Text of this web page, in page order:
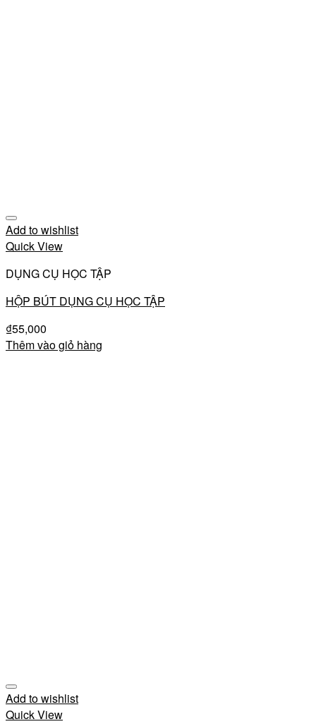
Add to wishlist
Quick View
DỤNG CỤ HỌC TẬP
HỘP BÚT DỤNG CỤ HỌC TẬP
₫55,000
Thêm vào giỏ hàng
Add to wishlist
Quick View